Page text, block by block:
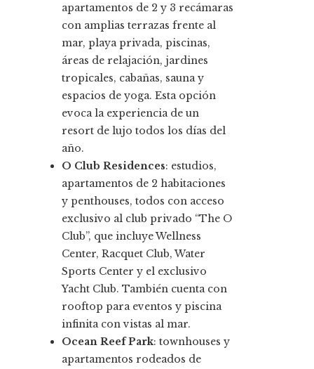
apartamentos de 2 y 3 recámaras
con amplias terrazas frente al
mar, playa privada, piscinas,
áreas de relajación, jardines
tropicales, cabañas, sauna y
espacios de yoga. Esta opción
evoca la experiencia de un
resort de lujo todos los días del
año.
O Club Residences: estudios,
apartamentos de 2 habitaciones
y penthouses, todos con acceso
exclusivo al club privado “The O
Club”, que incluye Wellness
Center, Racquet Club, Water
Sports Center y el exclusivo
Yacht Club. También cuenta con
rooftop para eventos y piscina
infinita con vistas al mar.
Ocean Reef Park: townhouses y
apartamentos rodeados de